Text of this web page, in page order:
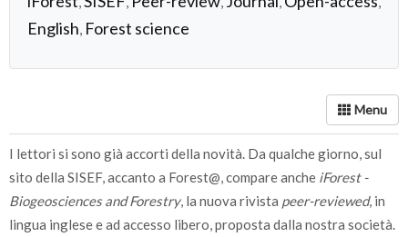
English, Forest science
I lettori si sono già accorti della novità. Da qualche giorno, sul
sito della SISEF, accanto a Forest@, compare anche iForest -
Biogeosciences and Forestry, la nuova rivista peer-reviewed, in
lingua inglese e ad accesso libero, proposta dalla nostra società.